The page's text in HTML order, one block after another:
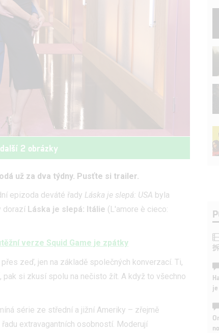
2 obrázky
už za dva týdny. Pusťte si trailer.
epizoda deváté řady Láska je slepá: USA byla
dorazí Láska je slepá: Itálie (L'amore è cieco:
verze Squid Game je zpátky
zeď, jen na základě společných konverzací. Ti,
pak si zkusí spolu na nečisto žít. A když to všechno
série ze střední a jižní Ameriky – zřejmě
extravagantních osobností. Moderují